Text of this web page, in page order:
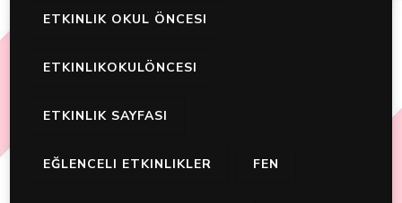
ETKINLIK OKUL ÖNCESI
ETKINLIKOKULÖNCESI
ETKINLIK SAYFASI
EĞLENCELI ETKINLIKLER FEN